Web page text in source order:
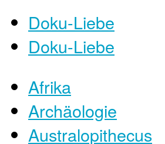
Doku-Liebe
Doku-Liebe
Afrika
Archäologie
Australopithecus